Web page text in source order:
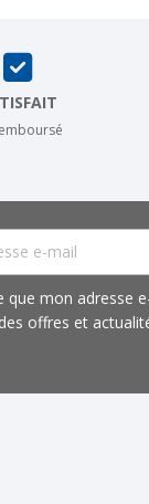
que mon adresse
offres et